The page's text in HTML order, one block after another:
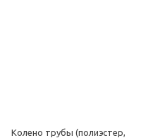
Колено трубы (полиэстер,